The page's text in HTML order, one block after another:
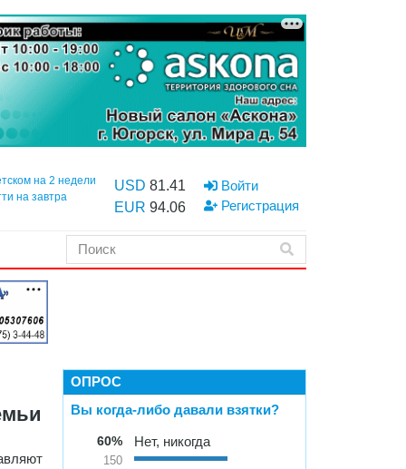
на 2 недели
на завтра
USD 81.41
EUR 94.06
Войти
Регистрация
ОПРОС
Вы когда-либо давали взятки?
60%
150
Нет, никогда